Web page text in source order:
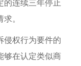
。
权行为要件的
够在认定类似商